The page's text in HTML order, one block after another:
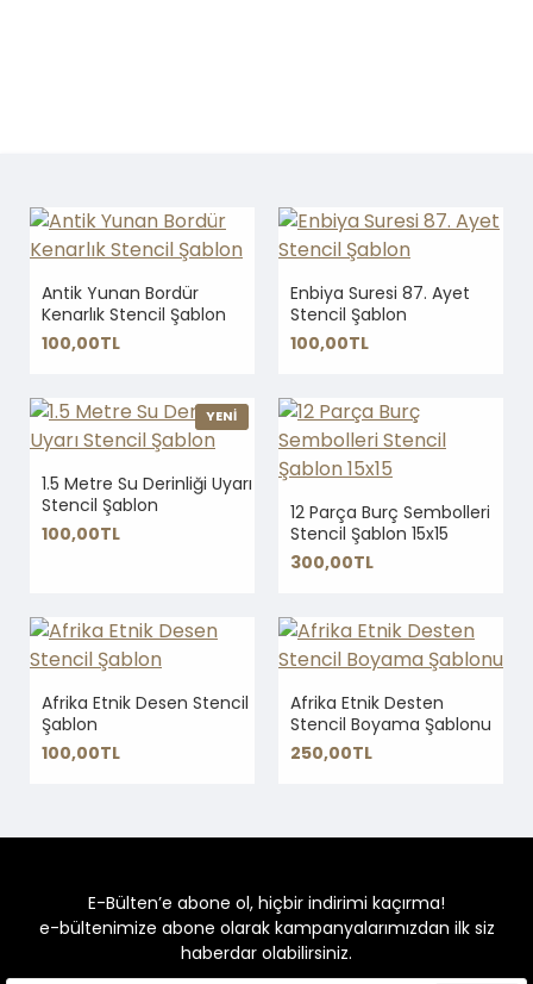
Antik Yunan Bordür
Kenarlık Stencil Şablon
100,00TL
Enbiya Suresi 87. Ayet
Stencil Şablon
100,00TL
YENİ
1.5 Metre Su Derinliği Uyarı
Stencil Şablon
100,00TL
12 Parça Burç Sembolleri
Stencil Şablon 15x15
300,00TL
Afrika Etnik Desen Stencil
Şablon
100,00TL
Afrika Etnik Desten
Stencil Boyama Şablonu
250,00TL
E-Bülten’e abone ol, hiçbir indirimi kaçırma!
e-bültenimize abone olarak kampanyalarımızdan ilk siz
haberdar olabilirsiniz.